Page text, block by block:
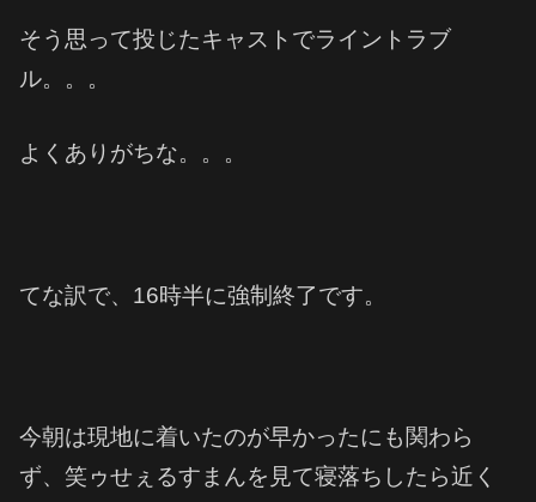
そう思って投じたキャストでライントラブ
ル。。。
よくありがちな。。。
てな訳で、16時半に強制終了です。
今朝は現地に着いたのが早かったにも関わら
ず、笑ゥせぇるすまんを見て寝落ちしたら近く